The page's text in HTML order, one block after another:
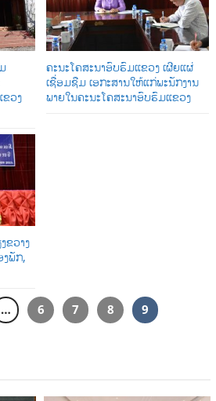
ວງ
ຄະນະໂຄສະນາອົບຮົມແຂວງ ເຜີຍແຜ່
ເຊື່ອມຊືມ ເອກະສານໃຫ້ແກ່ພະນັກງານ
ພາຍໃນຄະນະໂຄສະນາອົບຮົມແຂວງ
ຂວາງ
ພັກ,
… 6 7 8 9